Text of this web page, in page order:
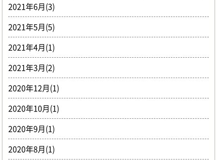
2021年6月(3)
2021年5月(5)
2021年4月(1)
2021年3月(2)
2020年12月(1)
2020年10月(1)
2020年9月(1)
2020年8月(1)